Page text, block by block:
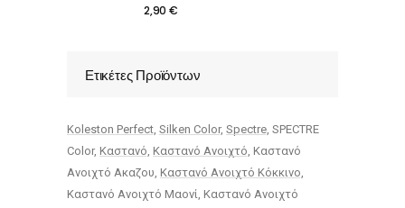
2,90 €
Ετικέτες Προϊόντων
Koleston Perfect Silken Color Spectre SPECTRE
Color Καστανό Καστανό Ανοιχτό Καστανό
Ανοιχτό Ακαζου Καστανό Ανοιχτό Κόκκινο
Καστανό Ανοιχτό Μαονί Καστανό Ανοιχτό